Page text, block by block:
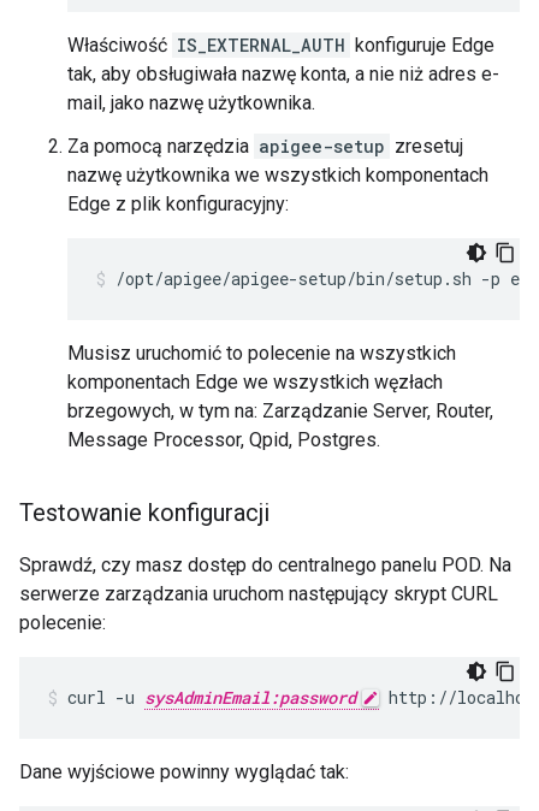
Właściwość IS_EXTERNAL_AUTH konfiguruje Edge
tak, aby obsługiwała nazwę konta, a nie niż adres e-
mail, jako nazwę użytkownika.
Za pomocą narzędzia apigee-setup zresetuj
nazwę użytkownika we wszystkich komponentach
Edge z plik konfiguracyjny:
/opt/apigee/apigee-setup/bin/setup.sh -p
Musisz uruchomić to polecenie na wszystkich
komponentach Edge we wszystkich węzłach
brzegowych, w tym na: Zarządzanie Server, Router,
Message Processor, Qpid, Postgres.
Testowanie konfiguracji
Sprawdź, czy masz dostęp do centralnego panelu POD. Na
serwerze zarządzania uruchom następujący skrypt CURL
polecenie:
curl -u sysAdminEmail:password http://
Dane wyjściowe powinny wyglądać tak: